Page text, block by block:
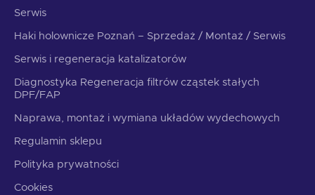
Serwis
Haki holownicze Poznań – Sprzedaż / Montaż / Serwis
Serwis i regeneracja katalizatorów
Diagnostyka Regeneracja filtrów cząstek stałych
DPF/FAP
Naprawa, montaż i wymiana układów wydechowych
Regulamin sklepu
Polityka prywatności
Cookies